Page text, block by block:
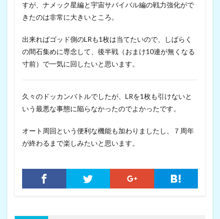
すが、ナメック星編と宇宙サバイバル編の戦力強化がで
きたのは非常に大きいところ。
出来ればゴッド側のLRも1枚は当てたいので、しばらく
の間石集めに専念して、後半戦（おまけ10連が無くなる
寸前）で一気に回したいと思います。
久々のドッカンバトルでしたが、LRを1枚も引けないと
いう最悪な事態に陥らなかったのでよかったです。
オート周回という便利な機能も加わりましたし、７周年
が終わるまで楽しみたいと思います。